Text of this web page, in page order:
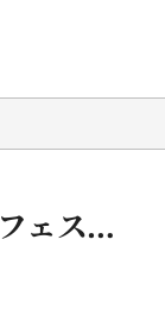
第３回ジャパン・アート・フェスティバル展